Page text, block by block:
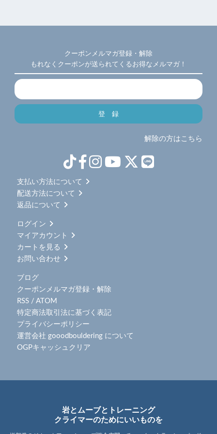
クーポンメルマガ登録・解除
もれなくクーポンが送られてくるお得なメルマガ！
解除の方はこちら
支払い方法について
配送方法について
返品について
ログイン
マイアカウント
カートを見る
お問い合わせ
ブログ
クーポンメルマガ登録・解除
RSS / ATOM
特定商法取引法に基づく表記
プライバシーポリシー
運営会社 gooodbouldering について
OGPキャッシュクリア
岩とムーブとトレーニング
クライマーのためにいいものを